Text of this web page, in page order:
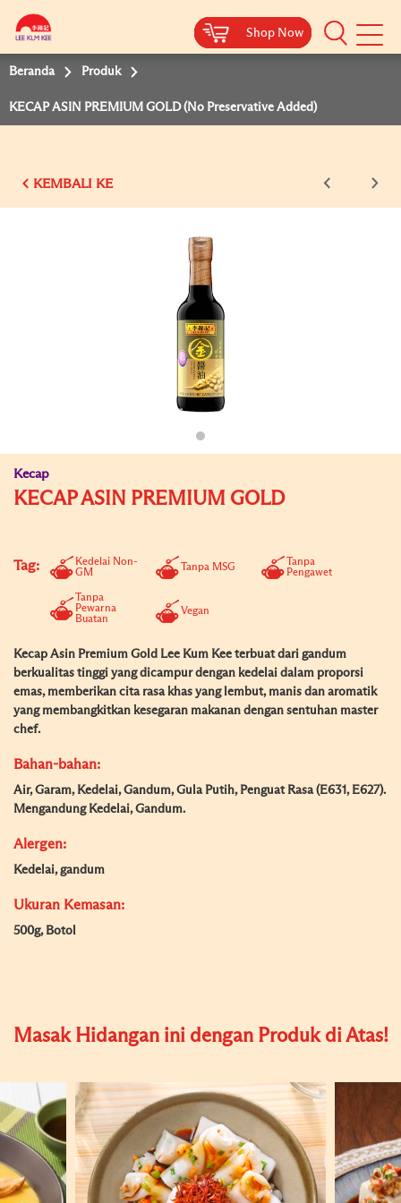
Shop Now
Shop Now
Shop Now
Shop Now
Shop Now
Beranda Produk
KECAP ASIN PREMIUM GOLD (No Preservative Added)
KEMBALI KE
Kecap
KECAP ASIN PREMIUM GOLD
Tag:
Kedelai Non-
GM
Tanpa MSG
Tanpa
Pengawet
Tanpa
Pewarna
Buatan
Vegan
Kecap Asin Premium Gold Lee Kum Kee terbuat dari gandum
berkualitas tinggi yang dicampur dengan kedelai dalam proporsi
emas, memberikan cita rasa khas yang lembut, manis dan aromatik
yang membangkitkan kesegaran makanan dengan sentuhan master
chef.
Bahan-bahan:
Air, Garam, Kedelai, Gandum, Gula Putih, Penguat Rasa (E631, E627).
Mengandung Kedelai, Gandum.
Alergen:
Kedelai, gandum
Ukuran Kemasan:
500g, Botol
Masak Hidangan ini dengan Produk di Atas!